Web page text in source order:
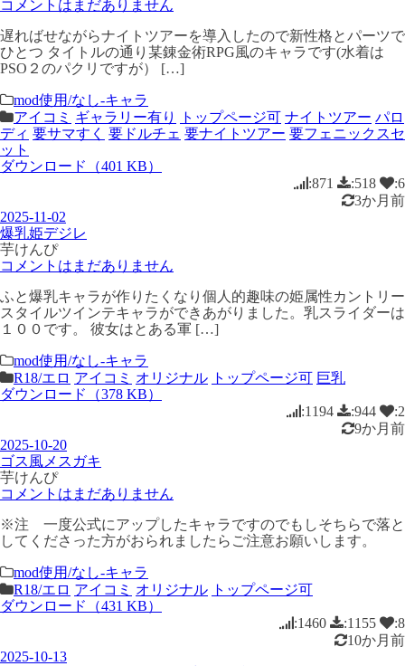
コメントはまだありません
遅ればせながらナイトツアーを導入したので新性格とパーツで
ひとつ タイトルの通り某錬金術RPG風のキャラです(水着は
PSO２のパクリですが） […]
mod使用/なし-キャラ
アイコミ ギャラリー有り トップページ可 ナイトツアー パロ
ディ 要サマすく 要ドルチェ 要ナイトツアー 要フェニックスセ
ット
ダウンロード（401 KB）
:871
:518
:6
3か月前
2025-11-02
爆乳姫デジレ
芋けんぴ
コメントはまだありません
ふと爆乳キャラが作りたくなり個人的趣味の姫属性カントリー
スタイルツインテキャラができあがりました。乳スライダーは
１００です。 彼女はとある軍 […]
mod使用/なし-キャラ
R18/エロ アイコミ オリジナル トップページ可 巨乳
ダウンロード（378 KB）
:1194
:944
:2
9か月前
2025-10-20
ゴス風メスガキ
芋けんぴ
コメントはまだありません
※注 一度公式にアップしたキャラですのでもしそちらで落と
してくださった方がおられましたらご注意お願いします。
mod使用/なし-キャラ
R18/エロ アイコミ オリジナル トップページ可
ダウンロード（431 KB）
:1460
:1155
:8
10か月前
2025-10-13